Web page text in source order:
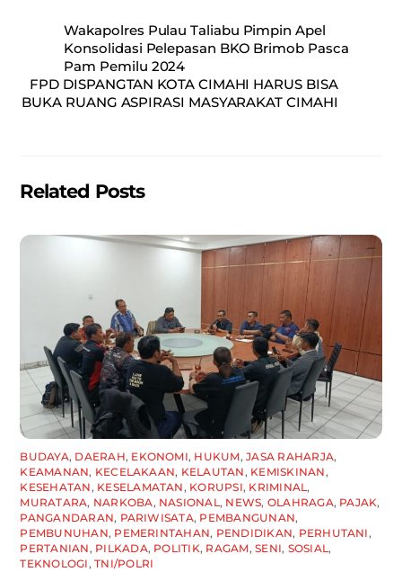
c
e
b
o
ai
l
at
s
A
p
ar
e
Wakapolres Pulau Taliabu Pimpin Apel
Konsolidasi Pelepasan BKO Brimob Pasca
Pam Pemilu 2024
FPD DISPANGTAN KOTA CIMAHI HARUS BISA
BUKA RUANG ASPIRASI MASYARAKAT CIMAHI
Related Posts
BUDAYA, DAERAH, EKONOMI, HUKUM,JASA RAHARJA,
KEAMANAN, KECELAKAAN, KELAUTAN, KEMISKINAN,
KESEHATAN, KESELAMATAN, KORUPSI, KRIMINAL,
MURATARA, NARKOBA, NASIONAL, NEWS, OLAHRAGA, PAJAK,
PANGANDARAN, PARIWISATA, PEMBANGUNAN,
PEMBUNUHAN, PEMERINTAHAN, PENDIDIKAN, PERHUTANI,
PERTANIAN, PILKADA, POLITIK, RAGAM,SENI, SOSIAL,
TEKNOLOGI,TNI/POLRI